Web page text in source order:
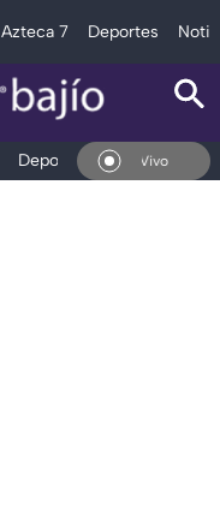
Azteca 7 Deportes
Deportes Espectáculos
En Vivo